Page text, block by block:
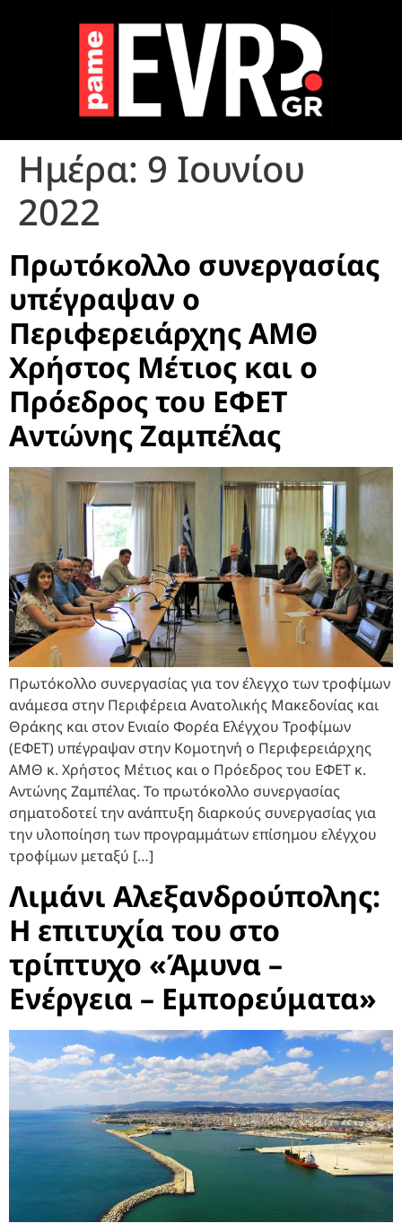
Ημέρα: 9 Ιουνίου
2022
Πρωτόκολλο συνεργασίας
υπέγραψαν ο
Περιφερειάρχης ΑΜΘ
Χρήστος Μέτιος και ο
Πρόεδρος του ΕΦΕΤ
Αντώνης Ζαμπέλας
Πρωτόκολλο συνεργασίας για τον έλεγχο των τροφίμων
ανάμεσα στην Περιφέρεια Ανατολικής Μακεδονίας και
Θράκης και στον Ενιαίο Φορέα Ελέγχου Τροφίμων
(ΕΦΕΤ) υπέγραψαν στην Κομοτηνή ο Περιφερειάρχης
ΑΜΘ κ. Χρήστος Μέτιος και ο Πρόεδρος του ΕΦΕΤ κ.
Αντώνης Ζαμπέλας. Το πρωτόκολλο συνεργασίας
σηματοδοτεί την ανάπτυξη διαρκούς συνεργασίας για
την υλοποίηση των προγραμμάτων επίσημου ελέγχου
τροφίμων μεταξύ […]
Λιμάνι Αλεξανδρούπολης:
Η επιτυχία του στο
τρίπτυχο «Άμυνα –
Ενέργεια – Εμπορεύματα»